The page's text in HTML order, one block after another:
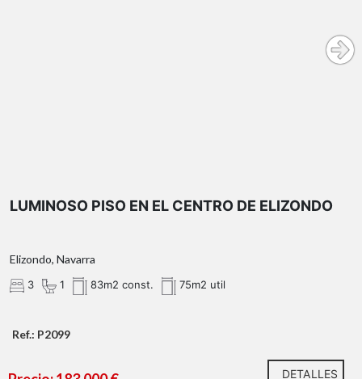
LUMINOSO PISO EN EL CENTRO DE ELIZONDO
Elizondo, Navarra
3 1 83m2 const. 75m2 util
Ref.: P2099
DETALLES